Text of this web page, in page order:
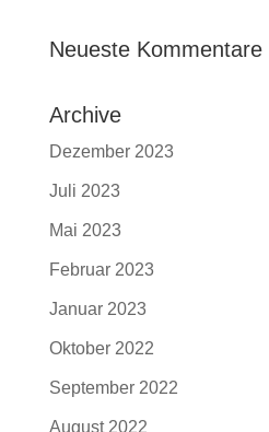
Neueste Kommentare
Archive
Dezember 2023
Juli 2023
Mai 2023
Februar 2023
Januar 2023
Oktober 2022
September 2022
August 2022